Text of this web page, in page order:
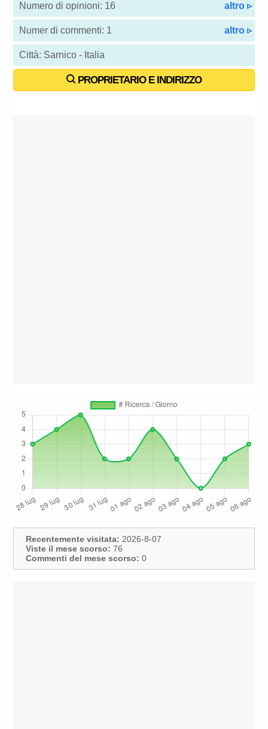
Numero di opinioni: 16 altro ▹
Numer di commenti: 1 altro ▹
Città: Sarnico - Italia
PROPRIETARIO E INDIRIZZO
Recentemente visitata: 2026-8-07
Viste il mese scorso: 76
Commenti del mese scorso: 0